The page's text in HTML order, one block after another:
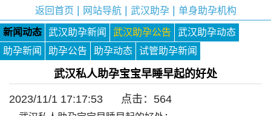
返回首页 网站导航| 武汉助孕| 单身助孕机构
新闻动态 武汉助孕新闻 武汉助孕公告
武汉助孕动态
助孕新闻
助孕公告 助孕动态 试管助孕新闻
武汉私人助孕宝宝早睡早起的好处
2023/11/1 17:17:53 点击： 564